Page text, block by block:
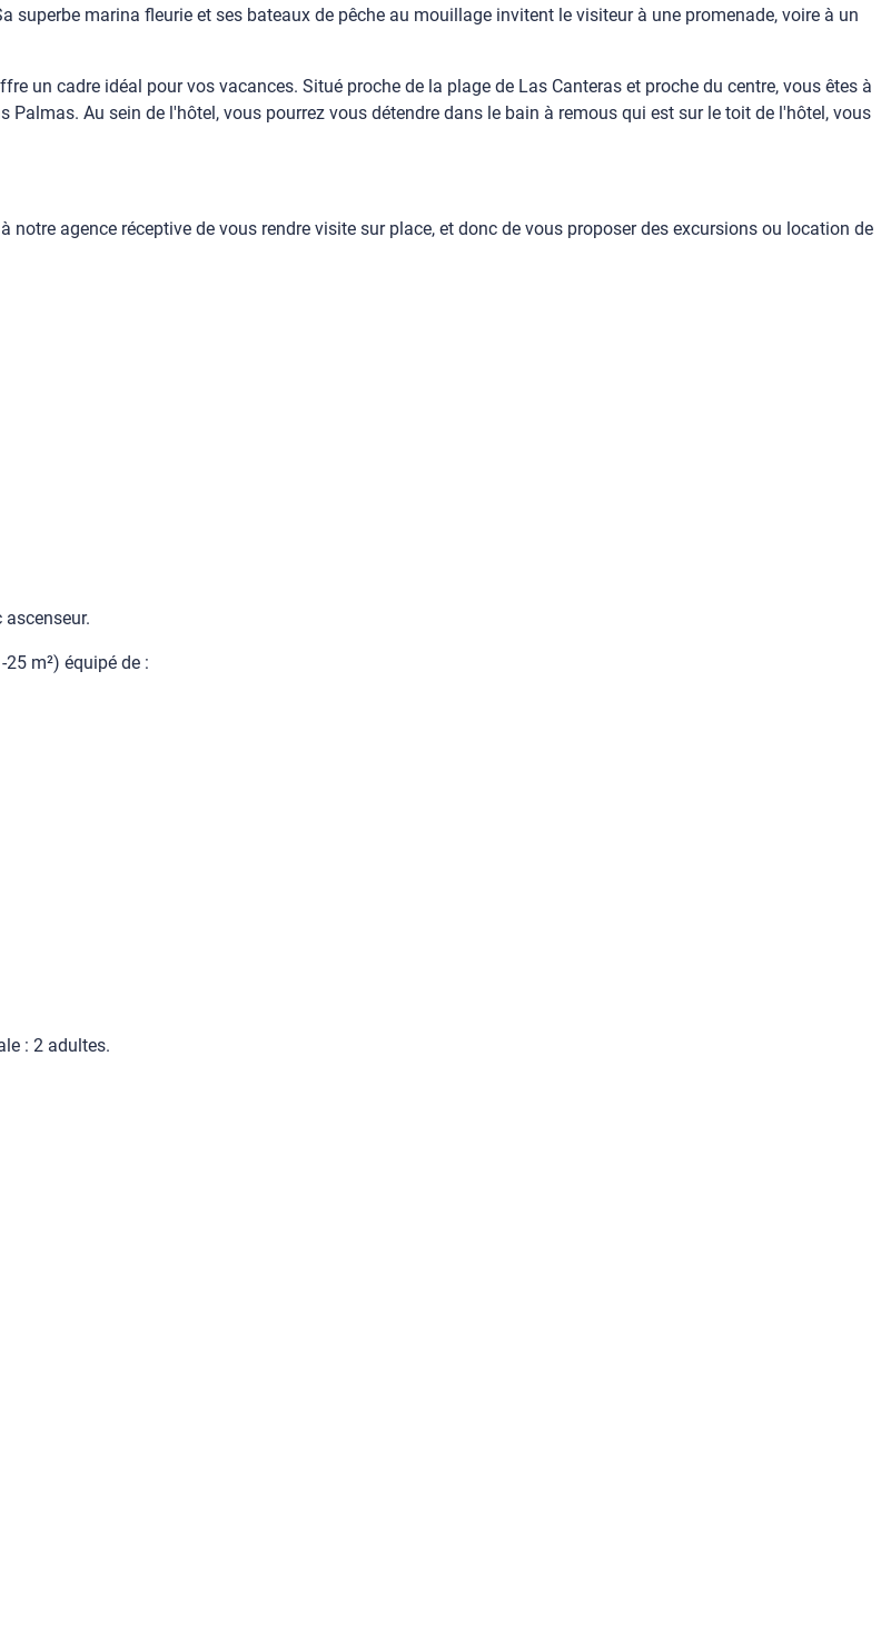
superbe marina fleurie et ses bateaux de pêche au mouillage invitent le visiteur à une promenade, voire à un
un cadre idéal pour vos vacances. Situé proche de la plage de Las Canteras et proche du centre, vous êtes à
Au sein de l'hôtel, vous pourrez vous détendre dans le bain à remous qui est sur le toit de l'hôtel, vous
agence réceptive de vous rendre visite sur place, et donc de vous proposer des excursions ou location de
m²) équipé de :
: 2 adultes.